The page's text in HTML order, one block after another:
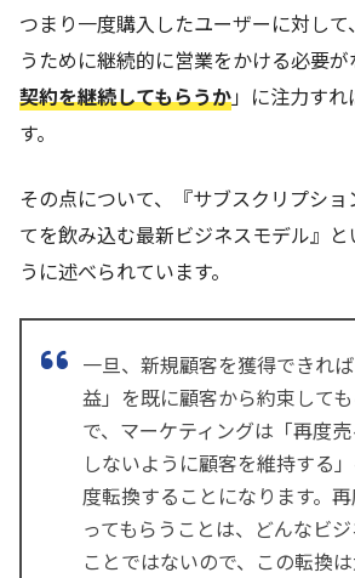
つまり一度購入したユーザーに対し
うために継続的に営業をかける必要
契約を継続してもらうか」に注力す
す。
その点について、『サブスクリプシ
てを飲み込む最新ビジネスモデル』
うに述べられています。
一旦、新規顧客を獲得できれ
益」を既に顧客から約束して
で、マーケティングは「再度
しないように顧客を維持する
度転換することになります。
ってもらうことは、どんなビ
ことではないので、この転換